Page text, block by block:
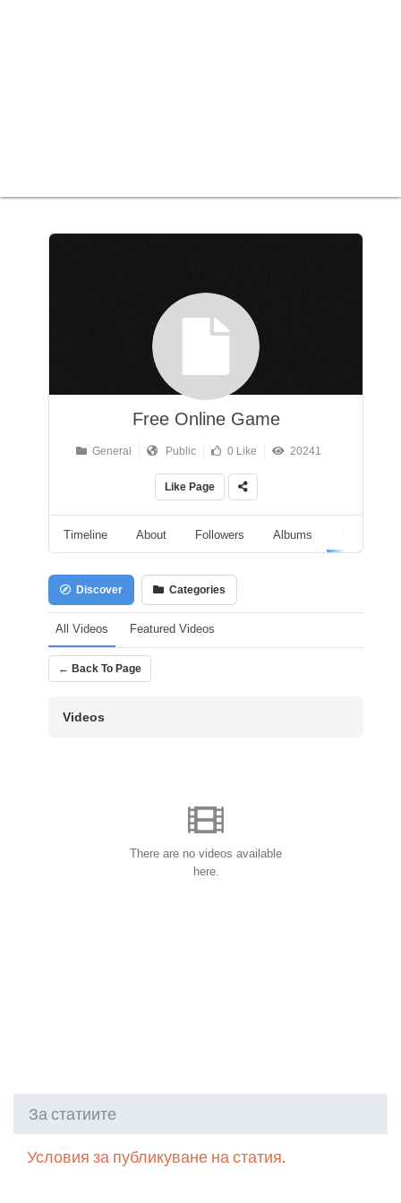
Free Online Game
General Public 0 Like 20241
Like Page
Timeline About Followers Albums
Discover Categories
All Videos Featured Videos
← Back To Page
Videos
There are no videos available
here.
За статиите
Условия за публикуване на статия.